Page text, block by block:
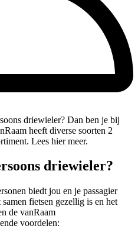
driewieler? Dan ben je bij
heeft diverse soorten 2
Lees hier meer.
driewieler?
biedt jou en je passagier
fietsen gezellig is en het
de vanRaam
voordelen: